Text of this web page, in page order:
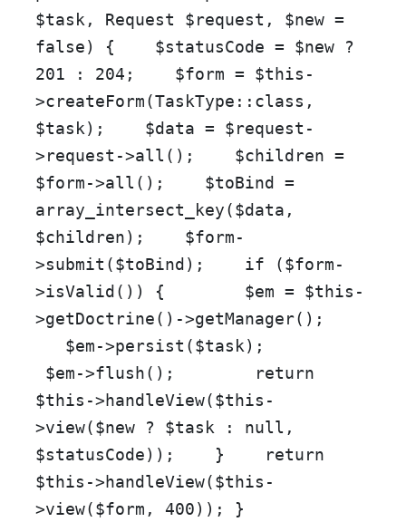
$task, Request $request , $new =
false) { $statusCode = $new ?
201 : 204 ; $form = $this -
>createForm(TaskType :: class ,
$task); $data = $request -
>request->all (); $children =
$form->all (); $toBind
=
array_intersect_key($data ,
$children); $form-
>submit ($toBind ); if ($form-
>isValid ()) { $em = $this -
>getDoctrine()->getManager();
$em->persist ($task);
$em->flush();
return
$this ->handleView($this -
>view($new ? $task : null ,
$statusCode)); }
return
$this ->handleView($this -
>view($form , 400)); }